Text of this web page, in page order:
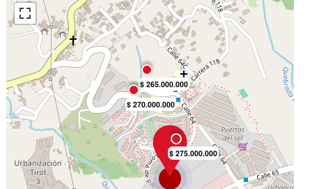
Parqueadero Visitantes
Salón Comunal
Zona Infantil
Zonas Verdes
Balcón
Depósito
Ascensor
Piscina
Armarios Empotrados
Doble Ventana
Vista Panorámica
Área Social
Circuito Cerrado De Tv
Parques Cercanos